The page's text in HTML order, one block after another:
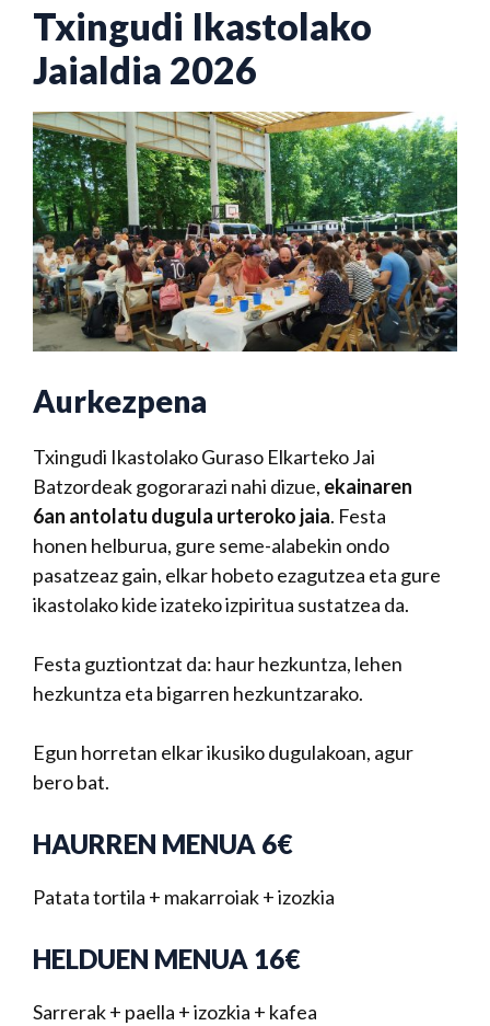
Txingudi Ikastolako
Jaialdia 2026
Aurkezpena
Txingudi Ikastolako Guraso Elkarteko Jai
Batzordeak gogorarazi nahi dizue, ekainaren
6an antolatu dugula urteroko jaia. Festa
honen helburua, gure seme-alabekin ondo
pasatzeaz gain, elkar hobeto ezagutzea eta gure
ikastolako kide izateko izpiritua sustatzea da.
Festa guztiontzat da: haur hezkuntza, lehen
hezkuntza eta bigarren hezkuntzarako.
Egun horretan elkar ikusiko dugulakoan, agur
bero bat.
HAURREN MENUA 6€
Patata tortila + makarroiak + izozkia
HELDUEN MENUA 16€
Sarrerak + paella + izozkia + kafea